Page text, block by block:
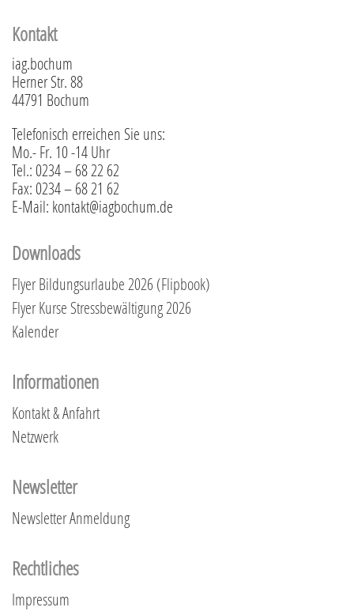
Kontakt
iag.bochum
Herner Str. 88
44791 Bochum
Telefonisch erreichen Sie uns:
Mo.- Fr. 10 -14 Uhr
Tel.: 0234 – 68 22 62
Fax: 0234 – 68 21 62
E-Mail: kontakt@iagbochum.de
Downloads
Flyer Bildungsurlaube 2026 (Flipbook)
Flyer Kurse Stressbewältigung 2026
Kalender
Informationen
Kontakt & Anfahrt
Netzwerk
Newsletter
Newsletter Anmeldung
Rechtliches
Impressum